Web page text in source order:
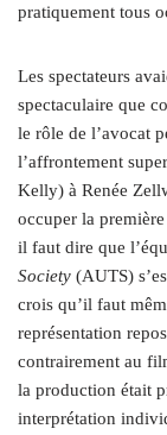
pratiquement tous
Les spectateurs
spectaculaire que
le rôle de l’avocat
l’affrontement
Kelly) à Renée
occuper la
il faut dire que
Society (AUTS)
crois qu’il faut
représentation
contrairement au
la production était
interprétation